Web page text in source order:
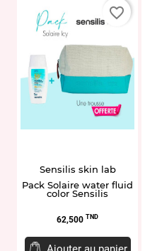
Sensilis skin lab
Pack Solaire water fluid
color Sensilis
Prix
62,500 TND
favorite_border